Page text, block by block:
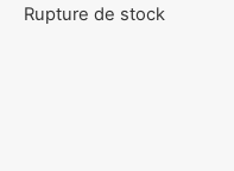
Rupture de stock